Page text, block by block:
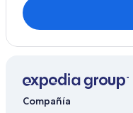
Compañía